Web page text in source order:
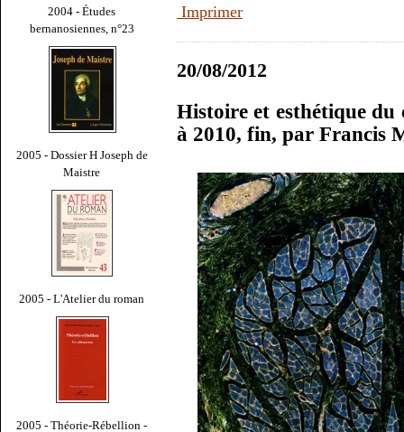
2004 - Études
bernanosiennes, n°23
2005 - Dossier H Joseph de
Maistre
2005 - L'Atelier du roman
2005 - Théorie-Rébellion -
Imprimer
20/08/2012
Histoire et esthétique du
à 2010, fin, par Francis